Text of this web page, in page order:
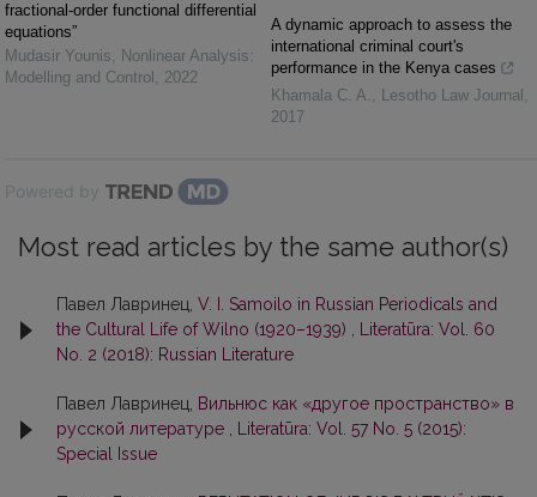
fractional-order functional differential
equations”
Mudasir Younis, Nonlinear Analysis:
Modelling and Control , 2022
A dynamic approach to assess the
international criminal court's
performance in the Kenya cases
Khamala C. A. , Lesotho Law Journal ,
2017
Powered by
Most read articles by the same author(s)
Павел Лавринец, V. I. Samoilo in Russian Periodicals and
the Cultural Life of Wilno (1920–1939)
Literatūra: Vol. 60
No. 2 (2018): Russian Literature
Павел Лавринец,
Вильнюс как «другое пространство» в
русской литературе
Literatūra: Vol. 57 No. 5 (2015):
Special Issue